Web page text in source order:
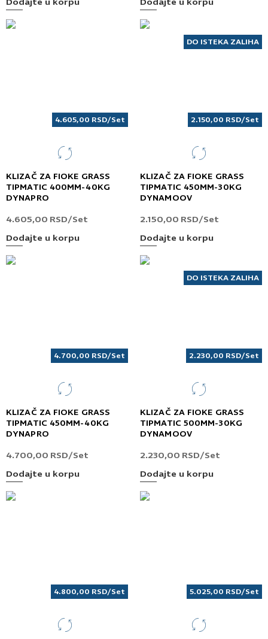
Dodajte u korpu
Dodajte u korpu
4.605,00 RSD/Set
KLIZAČ ZA FIOKE GRASS
TIPMATIC 400MM-40KG
DYNAPRO
4.605,00 RSD/Set
Dodajte u korpu
DO ISTEKA ZALIHA
2.150,00 RSD/Set
KLIZAČ ZA FIOKE GRASS
TIPMATIC 450MM-30KG
DYNAMOOV
2.150,00 RSD/Set
Dodajte u korpu
4.700,00 RSD/Set
KLIZAČ ZA FIOKE GRASS
TIPMATIC 450MM-40KG
DYNAPRO
4.700,00 RSD/Set
Dodajte u korpu
DO ISTEKA ZALIHA
2.230,00 RSD/Set
KLIZAČ ZA FIOKE GRASS
TIPMATIC 500MM-30KG
DYNAMOOV
2.230,00 RSD/Set
Dodajte u korpu
4.800,00 RSD/Set 5.025,00 RSD/Set